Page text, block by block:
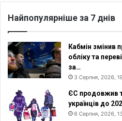
Найпопулярніше за 7 днів
Кабмін змінив
обліку та
за…
3 Серпня, 2026,
ЄС продовжив
українців до
6 Серпня, 2026,